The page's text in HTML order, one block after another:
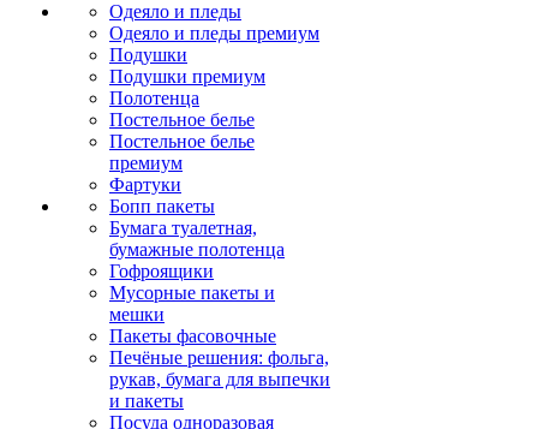
Одеяло и пледы
Одеяло и пледы премиум
Подушки
Подушки премиум
Полотенца
Постельное белье
Постельное белье
премиум
Фартуки
Бопп пакеты
Бумага туалетная,
бумажные полотенца
Гофроящики
Мусорные пакеты и
мешки
Пакеты фасовочные
Печёные решения: фольга,
рукав, бумага для выпечки
и пакеты
Посуда одноразовая